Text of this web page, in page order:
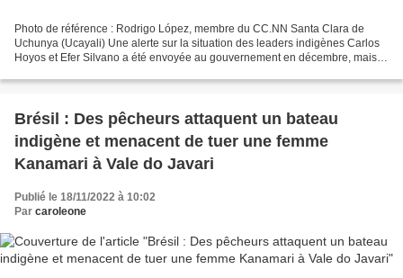
Photo de référence : Rodrigo López, membre du CC.NN Santa Clara de
Uchunya (Ucayali) Une alerte sur la situation des leaders indigènes Carlos
Hoyos et Efer Silvano a été envoyée au gouvernement en décembre, mais
Brésil : Des pêcheurs attaquent un bateau
indigène et menacent de tuer une femme
Kanamari à Vale do Javari
Publié le 18/11/2022 à 10:02
Par caroleone